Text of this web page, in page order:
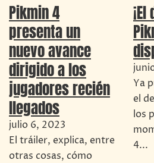
Pikmin 4
presenta un
nuevo avance
dirigido a los
jugadores recién
llegados
julio 6, 2023
El tráiler, explica, entre
otras cosas, cómo
Ya
el
los
4...